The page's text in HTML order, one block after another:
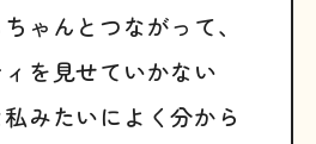
ゃんとつながって、
を見せていかない
みたいによく分から